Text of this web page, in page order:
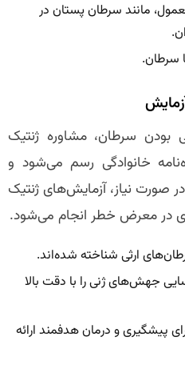
مانند سرطان پستان در
سرطان.
بودن سرطان، مشاوره ژنتیک
خانوادگی رسم می‌شود و
صورت نیاز، آزمایش‌های ژنتیک
در معرض خطر انجام می‌شود.
جهش‌های ژنی را با دقت بالا
پیشگیری و درمان هدفمند ارائه